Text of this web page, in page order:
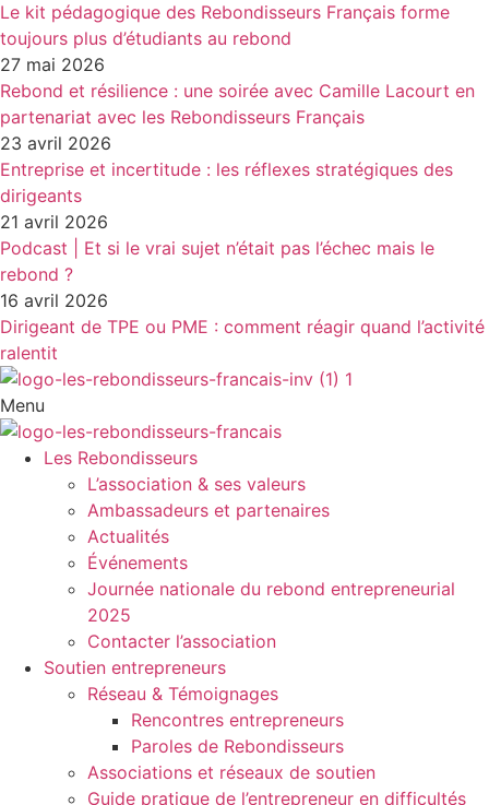
Le kit pédagogique des Rebondisseurs Français forme
toujours plus d’étudiants au rebond
27 mai 2026
Rebond et résilience : une soirée avec Camille Lacourt en
partenariat avec les Rebondisseurs Français
23 avril 2026
Entreprise et incertitude : les réflexes stratégiques des
dirigeants
21 avril 2026
Podcast | Et si le vrai sujet n’était pas l’échec mais le
rebond ?
16 avril 2026
Dirigeant de TPE ou PME : comment réagir quand l’activité
ralentit
Menu
Les Rebondisseurs
L’association & ses valeurs
Ambassadeurs et partenaires
Actualités
Événements
Journée nationale du rebond entrepreneurial
2025
Contacter l’association
Soutien entrepreneurs
Réseau & Témoignages
Rencontres entrepreneurs
Paroles de Rebondisseurs
Associations et réseaux de soutien
Guide pratique de l’entrepreneur en difficultés